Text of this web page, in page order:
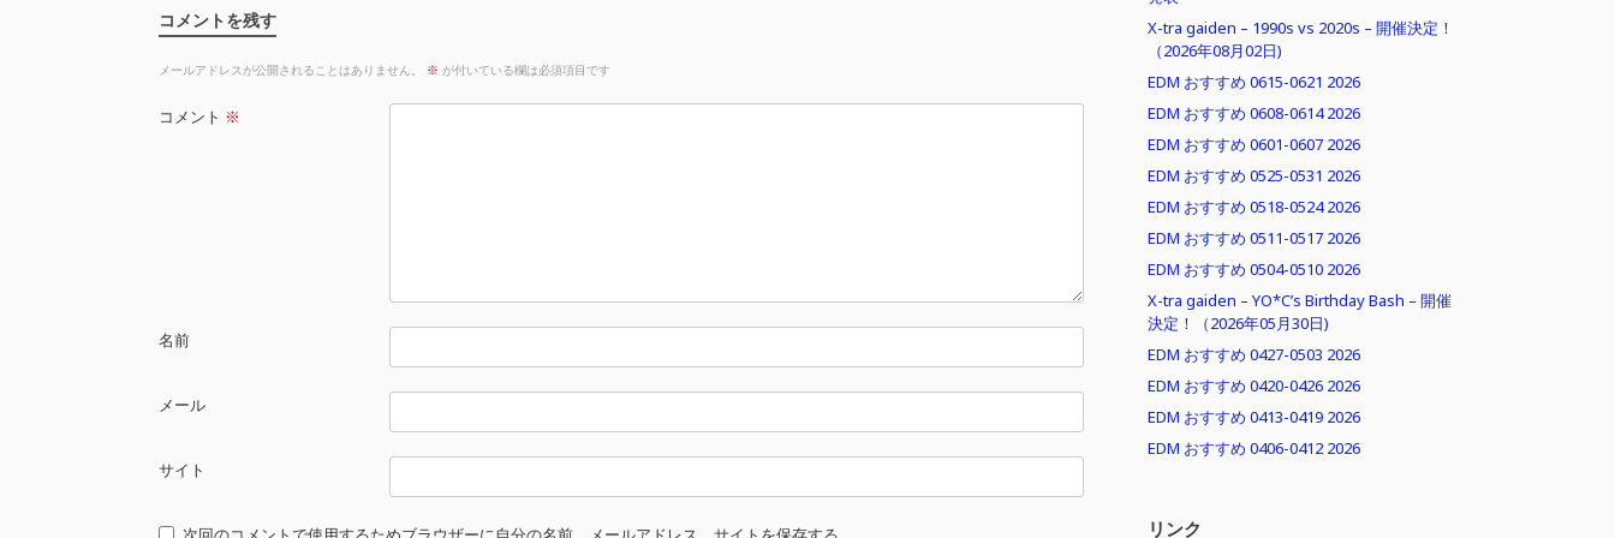
コメントを残す
メールアドレスが公開されることはありません。 ※ が付いている欄は必須項目です
コメント ※
名前
メール
サイト
X-tra gaiden – 1990s vs 2020s – 開催決定！
（2026年08月02日)
EDM おすすめ 0615-0621 2026
EDM おすすめ 0608-0614 2026
EDM おすすめ 0601-0607 2026
EDM おすすめ 0525-0531 2026
EDM おすすめ 0518-0524 2026
EDM おすすめ 0511-0517 2026
EDM おすすめ 0504-0510 2026
X-tra gaiden – YO*C’s Birthday Bash – 開催
決定！（2026年05月30日)
EDM おすすめ 0427-0503 2026
EDM おすすめ 0420-0426 2026
EDM おすすめ 0413-0419 2026
EDM おすすめ 0406-0412 2026
リンク